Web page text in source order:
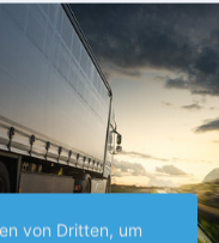
von Dritten, um